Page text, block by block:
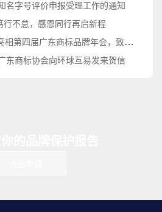
名字号评价申报受理工作的通知
行不怠，感恩同行再启新程
届广东商标品牌年会，致敬品牌守护之路
东商标协会向环球互易发来贺信